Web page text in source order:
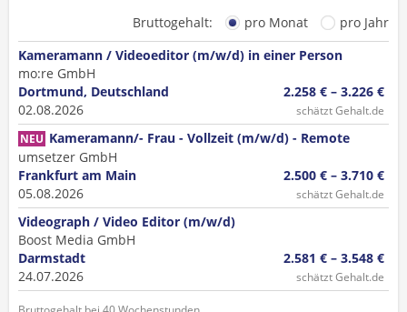
Bruttogehalt: pro Monat
pro Jahr
Kameramann / Videoeditor (m/w/d) in einer Person
mo:re GmbH
Dortmund, Deutschland
02.08.2026
2.258 € – 3.226 €
schätzt Gehalt.de
NEU Kameramann/- Frau - Vollzeit (m/w/d) - Remote
umsetzer GmbH
Frankfurt am Main
05.08.2026
2.500 € – 3.710 €
schätzt Gehalt.de
Videograph / Video Editor (m/w/d)
Boost Media GmbH
Darmstadt
24.07.2026
2.581 € – 3.548 €
schätzt Gehalt.de